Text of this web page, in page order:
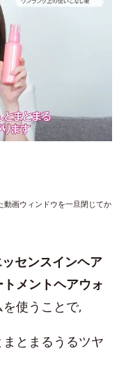
画ウィンドウを一旦閉じてか
ッセンスインヘア
トメントヘアウォ
使うことで,
とまるうるツヤ